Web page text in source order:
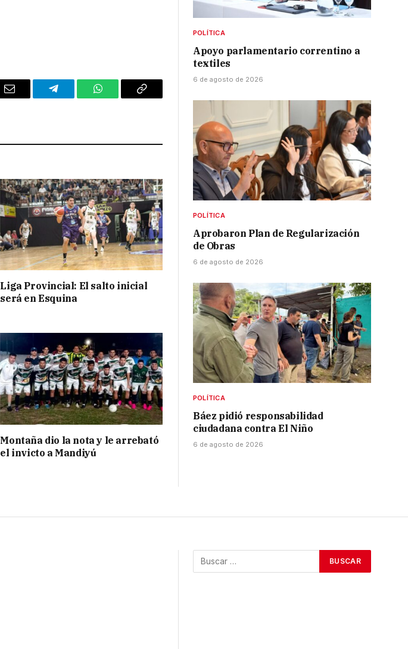
Email Telegram WhatsAppCopy
Liga Provincial: El salto inicial
será en Esquina
Montaña dio la nota y le arrebató
el invicto a Mandiyú
POLÍTICA
Apoyo parlamentario correntino a
textiles
6 de agosto de 2026
POLÍTICA
Aprobaron Plan de Regularización
de Obras
6 de agosto de 2026
POLÍTICA
Báez pidió responsabilidad
ciudadana contra El Niño
6 de agosto de 2026